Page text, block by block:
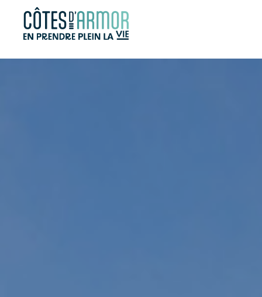
Panneau de gestion des cookies